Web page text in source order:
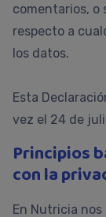
comentarios, o
respecto a
los datos.
Esta
vez el 24 de
Principios
con la
En Nutricia